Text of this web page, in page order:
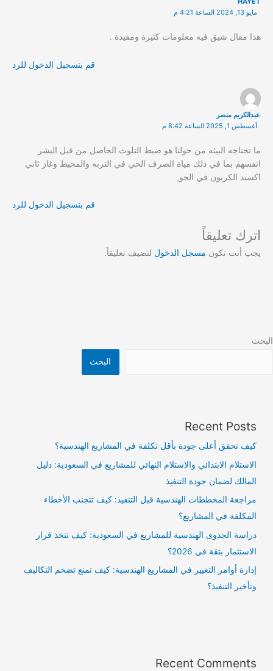
مايو 13, 2024 الساعة 4:21 م
هذا مقال شيق فيه معلومات كثيرة ومفيدة .
قم بتسجيل الدخول للرد
عبدالكريم منصر
أغسطس 1, 2025 الساعة 8:42 م
ما تحتاجه البيئه من حولنا هو ضبط التلوث الحاصل من قبل البشر
انفسهم بما في ذلك مياة الصرف الحي في التربه والمحيط وغاز ثاني
اكسيد الكربون في الجو ِ
قم بتسجيل الدخول للرد
اترك تعليقاً
يجب أنت تكون مسجل الدخول لتضيف تعليقاً.
البحث
البحث
Recent Posts
كيف تحقق أعلى جودة بأقل تكلفة في المشاريع الهندسية؟
الاستلام الابتدائي والاستلام النهائي للمشاريع في السعودية: دليل
المالك لضمان جودة التنفيذ
مراجعة المخططات الهندسية قبل التنفيذ: كيف تتجنب الأخطاء
المكلفة في المشاريع؟
دراسة الجدوى الهندسية للمشاريع في السعودية: كيف تتخذ قرار
الاستثمار بثقة في 2026؟
إدارة أوامر التغيير في المشاريع الهندسية: كيف تمنع تضخم التكاليف
وتأخير التنفيذ؟
Recent Comments